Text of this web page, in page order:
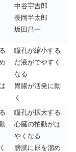
中谷宇吉郎
長岡半太郎
坂田昌一
瞳孔が縮小する
だ液がでやすく
なる
胃腸が活発に動
く
瞳孔が拡大する
心臓の拍動がは
やくなる
膀胱に尿を溜め